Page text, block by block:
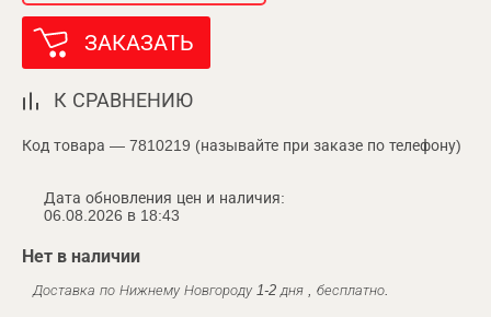
ЗАКАЗАТЬ
К СРАВНЕНИЮ
Код товара — 7810219 (называйте при заказе по телефону)
Дата обновления цен и наличия:
06.08.2026 в 18:43
Нет в наличии
Доставка по Нижнему Новгороду 1-2 дня , бесплатно.